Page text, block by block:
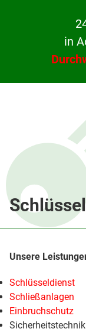
in
Schlüsseldienst
Schließanlagen
Einbruchschutz
Sicherheitstechnik